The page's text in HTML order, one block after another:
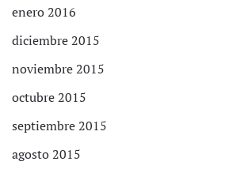
enero 2016
diciembre 2015
noviembre 2015
octubre 2015
septiembre 2015
agosto 2015